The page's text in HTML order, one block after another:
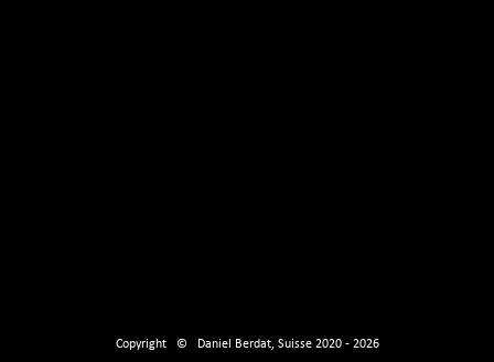
Copyright © Daniel Berdat, Suisse 2020 - 2026